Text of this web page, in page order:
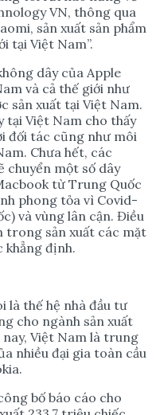
VN, thông qua
sản xuất sản phẩm
tại Việt Nam”.
dây của Apple
và cả thế giới như
sản xuất tại Việt Nam.
tại Việt Nam cho thấy
đối tác cũng như môi
Chưa hết, các
chuyển một số dây
từ Trung Quốc
phong tỏa vì Covid-
và vùng lân cận. Điều
trong sản xuất các mặt
khẳng định.
là thế hệ nhà đầu tư
cho ngành sản xuất
Việt Nam là trung
nhiều đại gia toàn cầu
bố báo cáo cho